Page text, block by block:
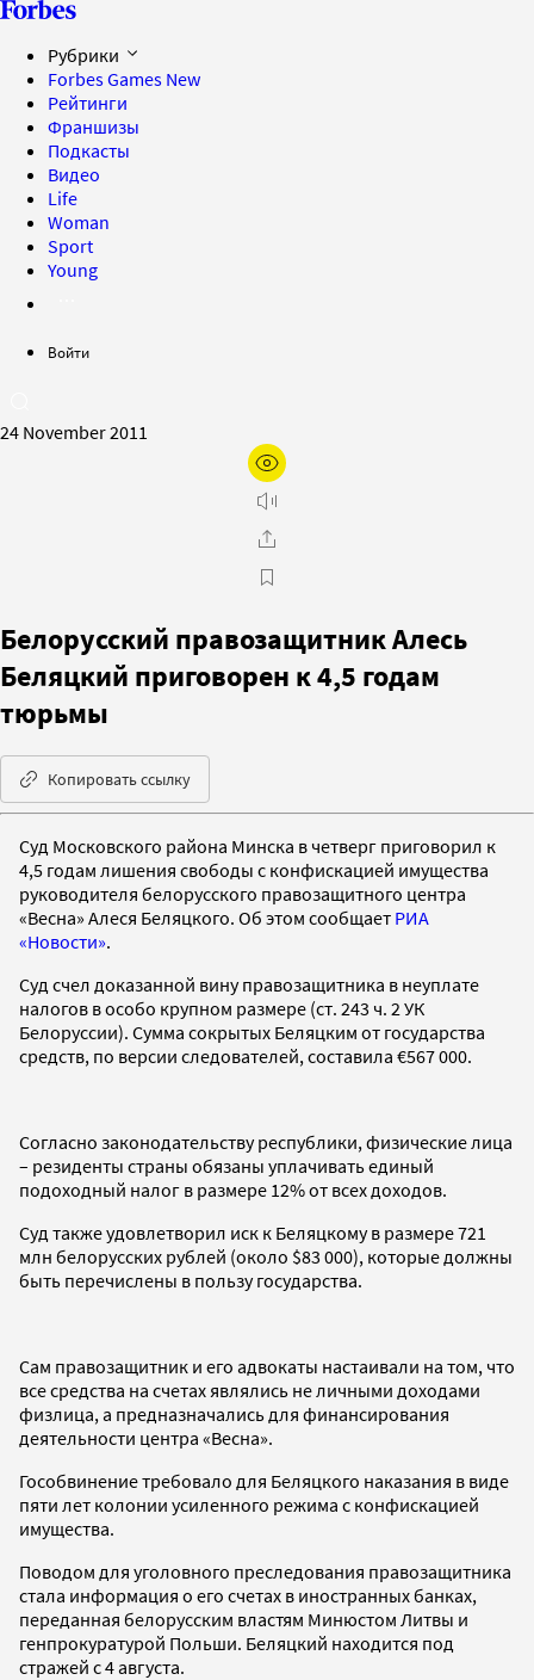
Рубрики
Forbes Games New
Рейтинги
Франшизы
Подкасты
Видео
Life
Woman
Sport
Young
Войти
24 November 2011
Белорусский правозащитник Алесь
Беляцкий приговорен к 4,5 годам
тюрьмы
Копировать ссылку
Суд Московского района Минска в четверг приговорил к
4,5 годам лишения свободы с конфискацией имущества
руководителя белорусского правозащитного центра
«Весна» Алеся Беляцкого. Об этом сообщает РИА
«Новости».
Суд счел доказанной вину правозащитника в неуплате
налогов в особо крупном размере (ст. 243 ч. 2 УК
Белоруссии). Сумма сокрытых Беляцким от государства
средств, по версии следователей, составила €567 000.
Согласно законодательству республики, физические лица
– резиденты страны обязаны уплачивать единый
подоходный налог в размере 12% от всех доходов.
Суд также удовлетворил иск к Беляцкому в размере 721
млн белорусских рублей (около $83 000), которые должны
быть перечислены в пользу государства.
Сам правозащитник и его адвокаты настаивали на том, что
все средства на счетах являлись не личными доходами
физлица, а предназначались для финансирования
деятельности центра «Весна».
Гособвинение требовало для Беляцкого наказания в виде
пяти лет колонии усиленного режима с конфискацией
имущества.
Поводом для уголовного преследования правозащитника
стала информация о его счетах в иностранных банках,
переданная белорусским властям Минюстом Литвы и
генпрокуратурой Польши. Беляцкий находится под
стражей с 4 августа.